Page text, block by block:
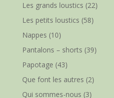
Les grands loustics (22)
Les petits loustics (58)
Nappes (10)
Pantalons – shorts (39)
Papotage (43)
Que font les autres (2)
Qui sommes-nous (3)